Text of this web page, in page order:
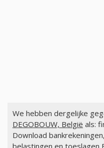
We hebben dergelijke
DEGOBOUW, België als:
Download